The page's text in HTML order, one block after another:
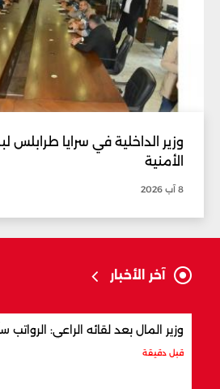
وزير الداخلية في سرايا طرابلس
الأمنية
8 آب 2026
آخر الأخبار
وزير المال بعد لقائه الراعي:
قبل دقيقة